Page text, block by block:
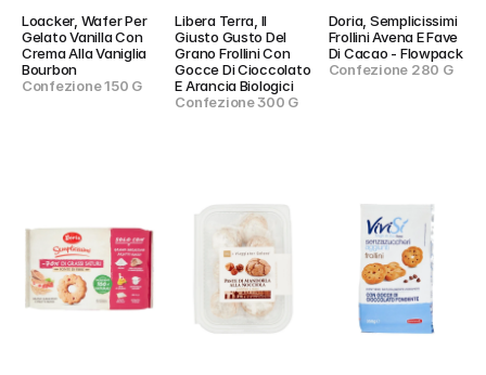
Loacker, Wafer Per
Gelato Vanilla Con
Crema Alla Vaniglia
Bourbon
Confezione 150 G
Libera Terra, Il
Giusto Gusto Del
Grano Frollini Con
Gocce Di Cioccolato
E Arancia Biologici
Confezione 300 G
Doria, Semplicissimi
Frollini Avena E Fave
Di Cacao - Flowpack
Confezione 280 G